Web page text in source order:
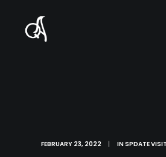
FEBRUARY 23, 2022 | INSPDATE